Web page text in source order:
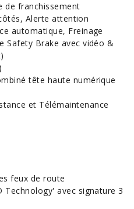
de franchissement
Alerte attention
automatique, Freinage
Safety Brake avec vidéo &
tête haute numérique
et Télémaintenance
feux de route
Technology' avec signature 3